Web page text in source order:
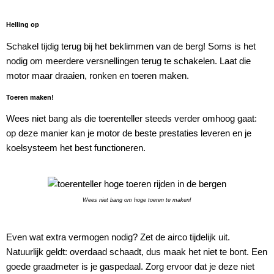
Helling op
Schakel tijdig terug bij het beklimmen van de berg! Soms is het
nodig om meerdere versnellingen terug te schakelen. Laat die
motor maar draaien, ronken en toeren maken.
Toeren maken!
Wees niet bang als die toerenteller steeds verder omhoog gaat:
op deze manier kan je motor de beste prestaties leveren en je
koelsysteem het best functioneren.
Wees niet bang om hoge toeren te maken!
Even wat extra vermogen nodig? Zet de airco tijdelijk uit.
Natuurlijk geldt: overdaad schaadt, dus maak het niet te bont. Een
goede graadmeter is je gaspedaal. Zorg ervoor dat je deze niet